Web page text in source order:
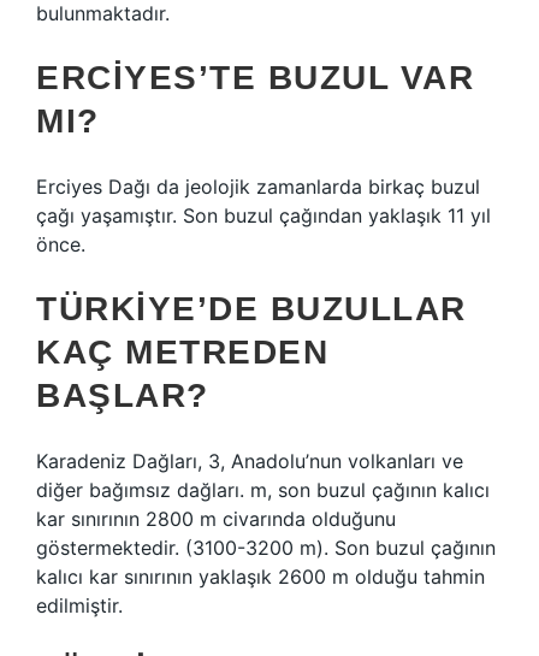
bulunmaktadır.
ERCIYES’TE BUZUL VAR
MI?
Erciyes Dağı da jeolojik zamanlarda birkaç buzul
çağı yaşamıştır. Son buzul çağından yaklaşık 11 yıl
önce.
TÜRKIYE’DE BUZULLAR
KAÇ METREDEN
BAŞLAR?
Karadeniz Dağları, 3, Anadolu’nun volkanları ve
diğer bağımsız dağları. m, son buzul çağının kalıcı
kar sınırının 2800 m civarında olduğunu
göstermektedir. (3100-3200 m). Son buzul çağının
kalıcı kar sınırının yaklaşık 2600 m olduğu tahmin
edilmiştir.